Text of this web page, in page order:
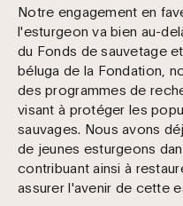
Notre engagement en
l'esturgeon va bien au-
du Fonds de sauvetage
béluga de la Fondation,
des programmes de
visant à protéger les
sauvages. Nous avons
de jeunes esturgeons
contribuant ainsi à
assurer l'avenir de cette